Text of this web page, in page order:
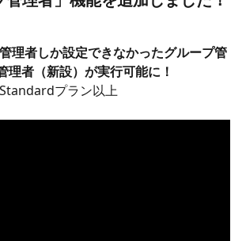
理者しか設定できなかったグループ管
理者（新設）が実行可能に！
Standardプラン以上